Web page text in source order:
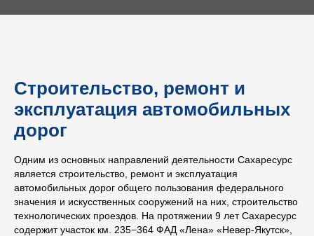
Строительство, ремонт и
эксплуатация автомобильных
дорог
Одним из основных направлений деятельности Сахаресурс
является строительство, ремонт и эксплуатация
автомобильных дорог общего пользования федерального
значения и искусственных сооружений на них, строительство
технологических проездов. На протяжении 9 лет Сахаресурс
содержит участок км. 235−364 ФАД «Лена» «Невер-Якутск»,